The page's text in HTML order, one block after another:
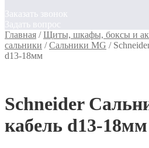
Заказать звонок
Задать вопрос
Главная /Щиты, шкафы, боксы и
сальники /Сальники MG /
d13-18мм
Schneider
кабель d13-18мм